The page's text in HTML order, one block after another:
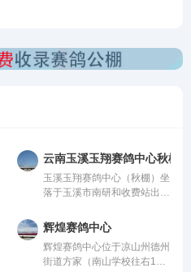
云南玉溪玉翔赛鸽中心秋棚
玉溪玉翔赛鸽中心（秋棚）坐
落于玉溪市南研和收费站出口
内，总占地面积36000平方，
鸽棚总长168米，高19.8米，
宽26米；晒棚宽6米，赛鸽用
餐区宽8米，赛鸽休息区39
辉煌赛鸽中心
辉煌赛鸽中心位于凉山州德州
街道方家（南山学校往右1公